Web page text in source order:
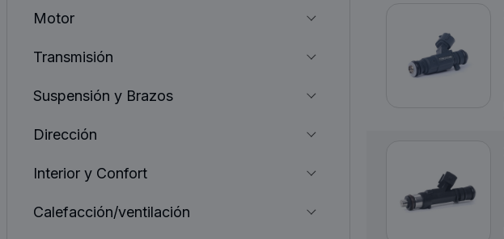
Motor
Transmisión
Suspensión y Brazos
Dirección
Interior y Confort
Calefacción/ventilación